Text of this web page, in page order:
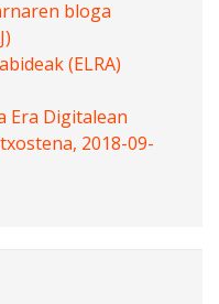
bloga
(ELRA)
Era Digitalean
2018-09-